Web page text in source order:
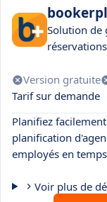
Solution de
Version gratuite
Tarif sur demande
Planifiez
planification
employés en
Voir plus de